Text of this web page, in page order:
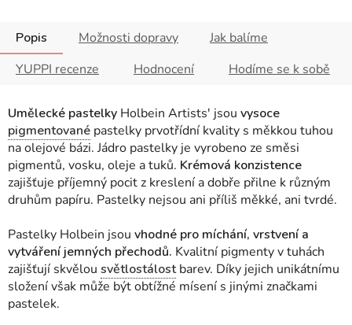
Popis Možnosti dopravy
Jak balíme
YUPPI recenze
Hodnocení Hodíme se k sobě
Umělecké pastelky Holbein Artists' jsou vysoce
pigmentované pastelky prvotřídní kvality s měkkou tuhou
na olejové bázi. Jádro pastelky je vyrobeno ze směsi
pigmentů, vosku, oleje a tuků. Krémová konzistence
zajišťuje příjemný pocit z kreslení a dobře přilne k různým
druhům papíru. Pastelky nejsou ani příliš měkké, ani tvrdé.
Pastelky Holbein jsou vhodné pro míchání, vrstvení a
vytváření jemných přechodů. Kvalitní pigmenty v tuhách
zajišťují skvělou světlostálostbarev. Díky jejich unikátnímu
složení však může být obtížné mísení s jinými značkami
pastelek.